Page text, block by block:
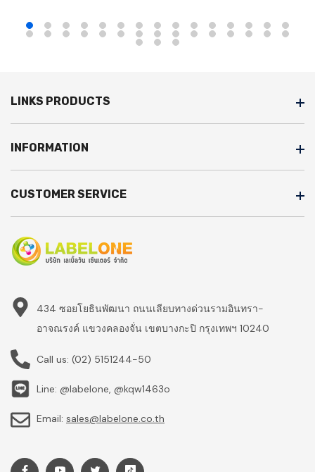
LINKS PRODUCTS
INFORMATION
CUSTOMER SERVICE
434 ซอยโยธินพัฒนา ถนนเลียบทางด่วนรามอินทรา-
อาจณรงค์ แขวงคลองจั่น เขตบางกะปิ กรุงเทพฯ 10240
Call us: (02) 5151244-50
Line: @labelone, @kqw1463o
Email: sales@labelone.co.th